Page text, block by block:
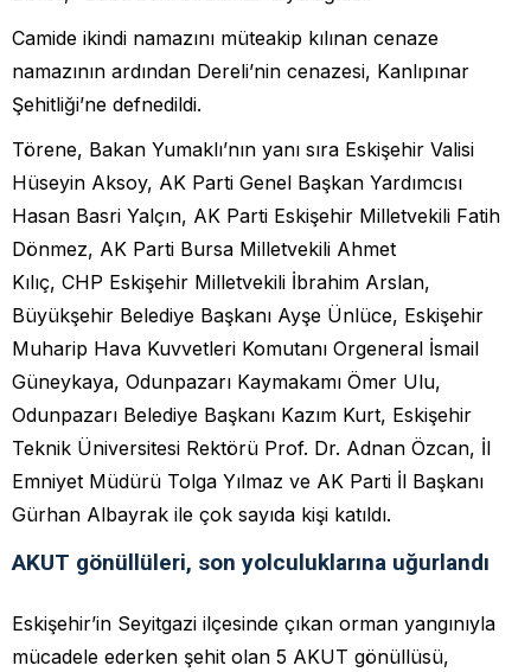
Camide ikindi namazını müteakip kılınan cenaze
namazının ardından Dereli’nin cenazesi, Kanlıpınar
Şehitliği’ne defnedildi.
Törene, Bakan Yumaklı’nın yanı sıra Eskişehir Valisi
Hüseyin Aksoy, AK Parti Genel Başkan Yardımcısı
Hasan Basri Yalçın, AK Parti Eskişehir Milletvekili Fatih
Dönmez, AK Parti Bursa Milletvekili Ahmet
Kılıç, CHP Eskişehir Milletvekili İbrahim Arslan,
Büyükşehir Belediye Başkanı Ayşe Ünlüce, Eskişehir
Muharip Hava Kuvvetleri Komutanı Orgeneral İsmail
Güneykaya, Odunpazarı Kaymakamı Ömer Ulu,
Odunpazarı Belediye Başkanı Kazım Kurt, Eskişehir
Teknik Üniversitesi Rektörü Prof. Dr. Adnan Özcan, İl
Emniyet Müdürü Tolga Yılmaz ve AK Parti İl Başkanı
Gürhan Albayrak ile çok sayıda kişi katıldı.
AKUT gönüllüleri, son yolculuklarına uğurlandı
Eskişehir’in Seyitgazi ilçesinde çıkan orman yangınıyla
mücadele ederken şehit olan 5 AKUT gönüllüsü,